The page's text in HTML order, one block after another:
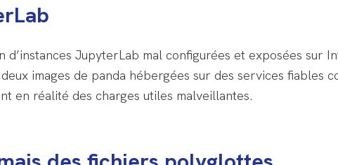
d’instances JupyterLab mal configurées et exposées sur
images de panda hébergées sur des services fiables
en réalité des charges utiles malveillantes.